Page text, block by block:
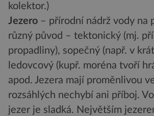
kolektor.)
Jezero – přírodní nádrž vody na
různý původ – tektonický (mj.
propadliny), sopečný (např. v
ledovcový (kupř. moréna tvoří
apod. Jezera mají proměnlivou
rozsáhlých nechybí ani příboj.
jezer je sladká. Největším